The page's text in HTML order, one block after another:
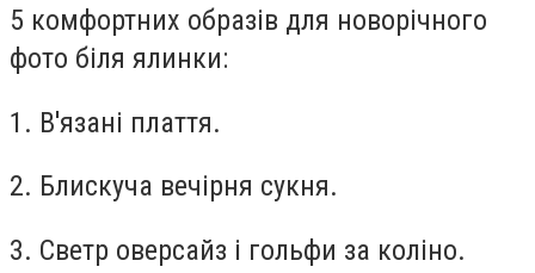
5 комфортних образів для новорічного
фото біля ялинки:
1. В'язані плаття.
2. Блискуча вечірня сукня.
3. Светр оверсайз і гольфи за коліно.